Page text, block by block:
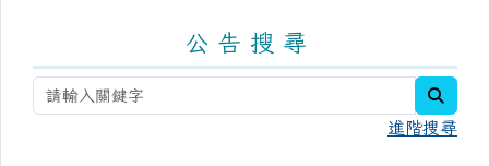
公 告 搜 尋
進階搜尋